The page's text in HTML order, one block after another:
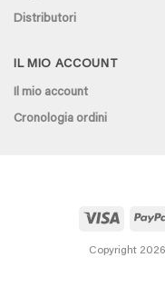
Distributori
IL MIO ACCOUNT
Il mio account
Cronologia ordini
Visa
Copyright